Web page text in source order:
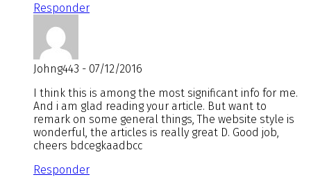
Responder
Johng443 - 07/12/2016
I think this is among the most significant info for me.
And i am glad reading your article. But want to
remark on some general things, The website style is
wonderful, the articles is really great D. Good job,
cheers bdcegkaadbcc
Responder